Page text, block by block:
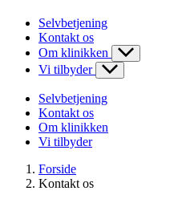
Selvbetjening
Kontakt os
Om klinikken
Vi tilbyder
Selvbetjening
Kontakt os
Om klinikken
Vi tilbyder
Forside
Kontakt os